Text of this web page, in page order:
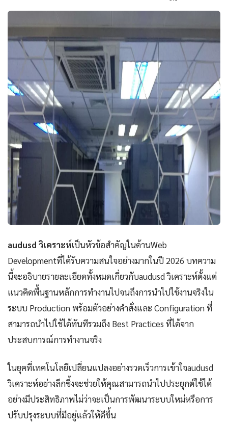
audusd วิเคราะห์เป็นหัวข้อสำคัญในด้านWeb
Developmentที่ได้รับความสนใจอย่างมากในปี 2026 บทความ
นี้จะอธิบายรายละเอียดทั้งหมดเกี่ยวกับaudusd วิเคราะห์ตั้งแต่
แนวคิดพื้นฐานหลักการทำงานไปจนถึงการนำไปใช้งานจริงใน
ระบบ Production พร้อมตัวอย่างคำสั่งและ Configuration ที่
สามารถนำไปใช้ได้ทันทีรวมถึง Best Practices ที่ได้จาก
ประสบการณ์การทำงานจริง
ในยุคที่เทคโนโลยีเปลี่ยนแปลงอย่างรวดเร็วการเข้าใจaudusd
วิเคราะห์อย่างลึกซึ้งจะช่วยให้คุณสามารถนำไปประยุกต์ใช้ได้
อย่างมีประสิทธิภาพไม่ว่าจะเป็นการพัฒนาระบบใหม่หรือการ
ปรับปรุงระบบที่มีอยู่แล้วให้ดีขึ้น